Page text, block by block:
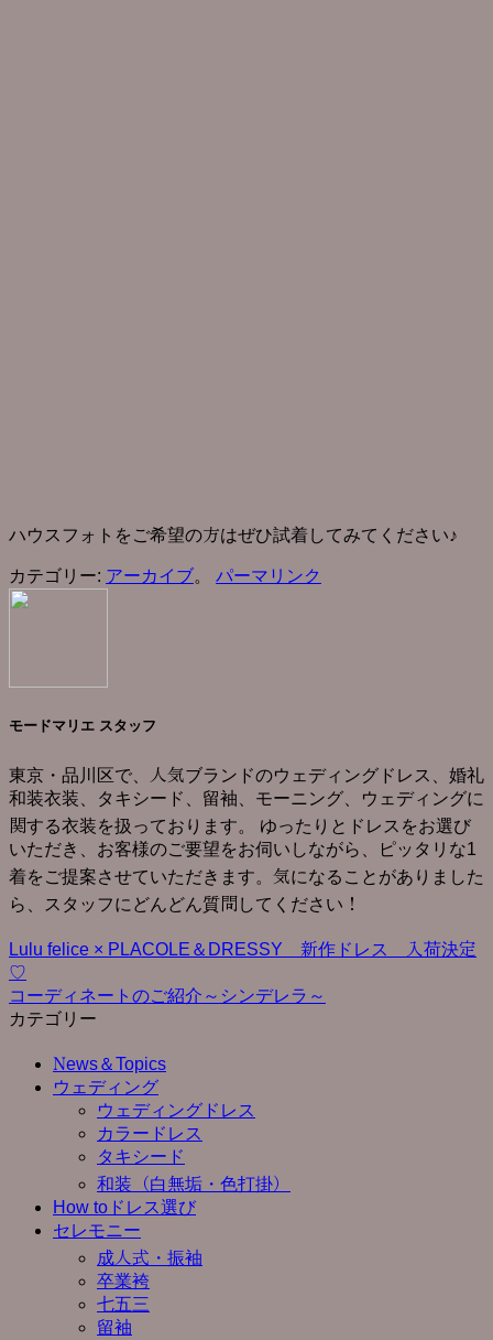
ハウスフォトをご希望の方はぜひ試着してみてください♪
カテゴリー: アーカイブ。 パーマリンク
モードマリエ スタッフ
東京・品川区で、人気ブランドのウェディングドレス、婚礼
和装衣装、タキシード、留袖、モーニング、ウェディングに
関する衣装を扱っております。 ゆったりとドレスをお選び
いただき、お客様のご要望をお伺いしながら、ピッタリな1
着をご提案させていただきます。気になることがありました
ら、スタッフにどんどん質問してください！
Lulu felice × PLACOLE＆DRESSY 新作ドレス 入荷決定
♡
コーディネートのご紹介～シンデレラ～
カテゴリー
News＆Topics
ウェディング
ウェディングドレス
カラードレス
タキシード
和装（白無垢・色打掛）
How toドレス選び
セレモニー
成人式・振袖
卒業袴
七五三
留袖